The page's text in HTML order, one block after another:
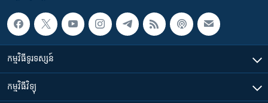
កម្មវិធី​ទូរទស្សន៍
កម្មវិធី​វិទ្យុ